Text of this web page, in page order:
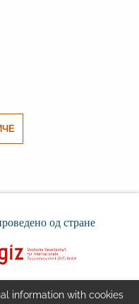
од стране
information with cookies